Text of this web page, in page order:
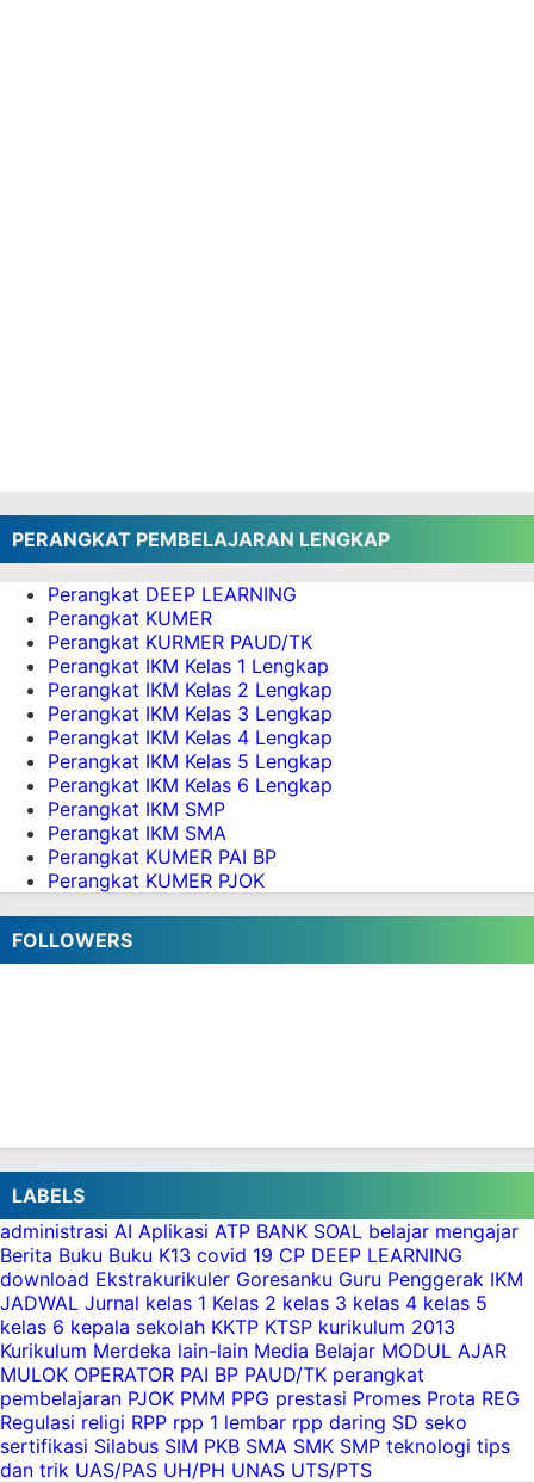
PERANGKAT PEMBELAJARAN LENGKAP
Perangkat DEEP LEARNING
Perangkat KUMER
Perangkat KURMER PAUD/TK
Perangkat IKM Kelas 1 Lengkap
Perangkat IKM Kelas 2 Lengkap
Perangkat IKM Kelas 3 Lengkap
Perangkat IKM Kelas 4 Lengkap
Perangkat IKM Kelas 5 Lengkap
Perangkat IKM Kelas 6 Lengkap
Perangkat IKM SMP
Perangkat IKM SMA
Perangkat KUMER PAI BP
Perangkat KUMER PJOK
FOLLOWERS
LABELS
administrasi AI Aplikasi ATP BANK SOAL belajar mengajar
Berita Buku Buku K13 covid 19 CP DEEP LEARNING
download Ekstrakurikuler Goresanku Guru Penggerak IKM
JADWAL Jurnal kelas 1 Kelas 2 kelas 3 kelas 4 kelas 5
kelas 6 kepala sekolah KKTP KTSP kurikulum 2013
Kurikulum Merdeka lain-lain Media Belajar MODUL AJAR
MULOK OPERATOR PAI BP PAUD/TK perangkat
pembelajaran PJOK PMM PPG prestasi Promes Prota REG
Regulasi religi RPP rpp 1 lembar rpp daring SD seko
sertifikasi Silabus SIM PKB SMA SMK SMP teknologi tips
dan trik UAS/PAS UH/PH UNAS UTS/PTS